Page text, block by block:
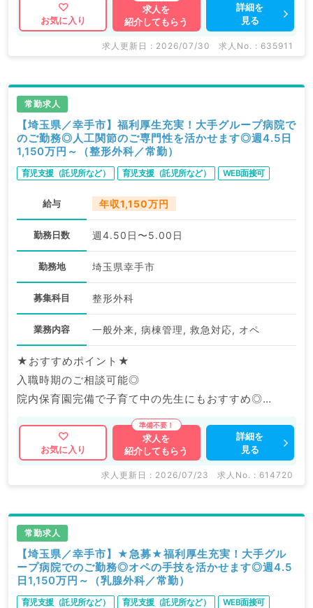
お気に入り
求人を
紹介してもらう
詳細を
見る
求人更新日 : 2026/07/30 求人No. : 635911
常勤求人
【埼玉県／幸手市】福利厚生充実！大手グループ病院で
のご勤務◎人工関節のご専門性を活かせます◎週4.5日
1,150万円～（整形外科／常勤）
育児支援（託児所など） 育児支援（託児所など） WEB面接可
給与 年収1,150万円
勤務日数 週4.50日〜5.00日
勤務地 埼玉県幸手市
募集科目 整形外科
業務内容 一般外来, 病棟管理, 救急対応, オペ
★おすすめポイント★
入職時期のご相談可能◎
院内保育園完備で子育て中の先生にもおすすめ◎
福利厚生充実の大手グループ病院でのご勤務です。
マイナビDOCTORでは病院やクリニックなどの医療機
関求人はもちろんのこと、
求人内容の詳細等はお気軽にお問合せ下さい。
お気に入り
求人を
紹介してもらう
詳細を
見る
求人更新日 : 2026/07/23 求人No. : 614720
常勤求人
【埼玉県／幸手市】★急募★福利厚生充実！大手グル
ープ病院でのご勤務◎オペの手技を活かせます◎週4.5
日1,150万円～（乳腺外科／常勤）
育児支援（託児所など） 育児支援（託児所など） WEB面接可